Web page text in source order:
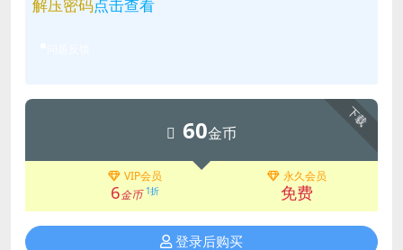
解压密码点击查看
下载
60金币
VIP会员
6金币 1折
永久会员
免费
登录后购买